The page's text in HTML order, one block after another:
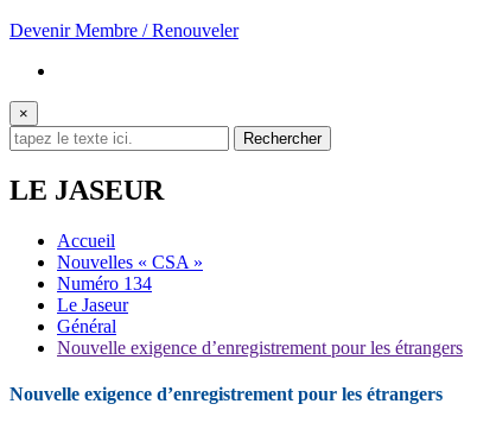
Devenir Membre / Renouveler
×
LE JASEUR
Accueil
Nouvelles « CSA »
Numéro 134
Le Jaseur
Général
Nouvelle exigence d’enregistrement pour les étrangers
Nouvelle exigence d’enregistrement pour les étrangers